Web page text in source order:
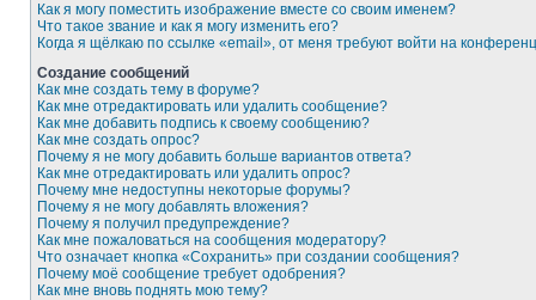
Как я могу поместить изображение вместе со своим именем?
Что такое звание и как я могу изменить его?
Когда я щёлкаю по ссылке «email», от меня требуют войти на
Создание сообщений
Как мне создать тему в форуме?
Как мне отредактировать или удалить сообщение?
Как мне добавить подпись к своему сообщению?
Как мне создать опрос?
Почему я не могу добавить больше вариантов ответа?
Как мне отредактировать или удалить опрос?
Почему мне недоступны некоторые форумы?
Почему я не могу добавлять вложения?
Почему я получил предупреждение?
Как мне пожаловаться на сообщения модератору?
Что означает кнопка «Сохранить» при создании сообщения?
Почему моё сообщение требует одобрения?
Как мне вновь поднять мою тему?